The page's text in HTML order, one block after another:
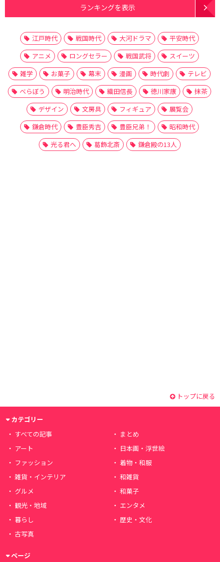
ランキングを表示
江戸時代 戦国時代 大河ドラマ
平安時代
アニメ
ロングセラー 戦国武将
スイーツ
雑学
お菓子 幕末 漫画 時代劇
テレビ
べらぼう
明治時代 織田信長 徳川家康
抹茶
デザイン
文房具 フィギュア
展覧会
鎌倉時代
豊臣秀吉 豊臣兄弟！
昭和時代
光る君へ
葛飾北斎 鎌倉殿の13人
トップに戻る
カテゴリー
すべての記事
まとめ
アート
日本画・浮世絵
ファッション
着物・和服
雑貨・インテリア
和雑貨
グルメ
和菓子
観光・地域
エンタメ
暮らし
歴史・文化
古写真
ページ